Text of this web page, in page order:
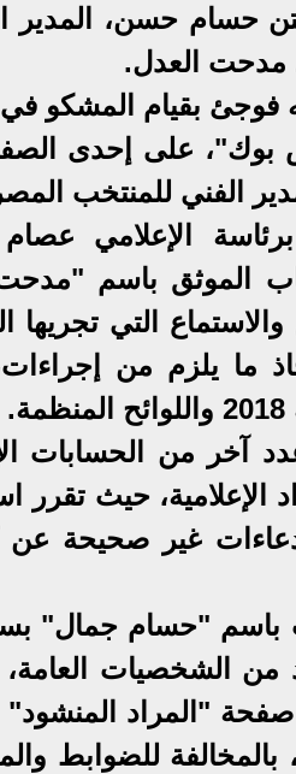
حسام حسن، المدير
مدحت العدل.
بقيام المشكو في
على إحدى
الفني للمنتخب
الإعلامي عصام
الموثق باسم
التي تجريها
ما يلزم من
آخر من الحسابات
الإعلامية، حيث تقرر
غير صحيحة
باسم "حسام جمال"
من الشخصيات العامة،
"المراد المنشود"
للضوابط